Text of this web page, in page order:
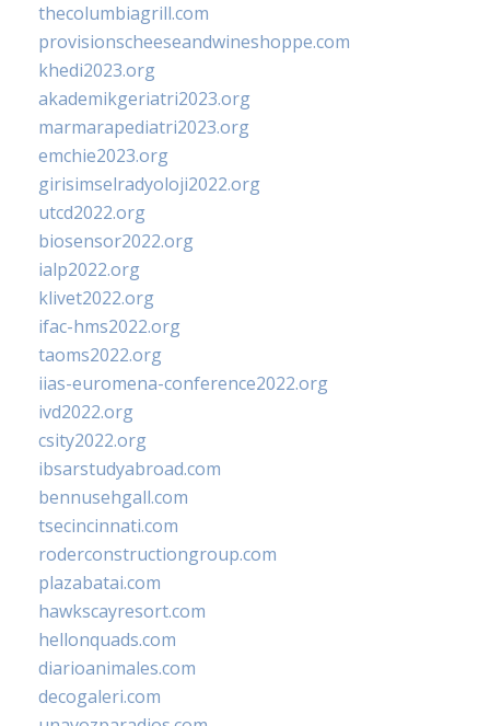
thecolumbiagrill.com
provisionscheeseandwineshoppe.com
khedi2023.org
akademikgeriatri2023.org
marmarapediatri2023.org
emchie2023.org
girisimselradyoloji2022.org
utcd2022.org
biosensor2022.org
ialp2022.org
klivet2022.org
ifac-hms2022.org
taoms2022.org
iias-euromena-conference2022.org
ivd2022.org
csity2022.org
ibsarstudyabroad.com
bennusehgall.com
tsecincinnati.com
roderconstructiongroup.com
plazabatai.com
hawkscayresort.com
hellonquads.com
diarioanimales.com
decogaleri.com